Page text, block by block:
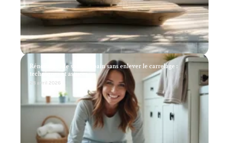
Rénovation de salle de bain sans enlever le carrelage :
techniques et astuces
28 avril 2026